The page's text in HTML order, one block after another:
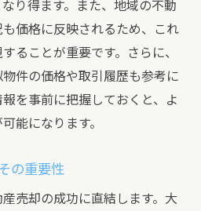
り得ます。また、地域の不動
価格に反映されるため、これ
ることが重要です。さらに、
件の価格や取引履歴も参考に
を事前に把握しておくと、よ
能になります。
の重要性
売却の成功に直結します。大